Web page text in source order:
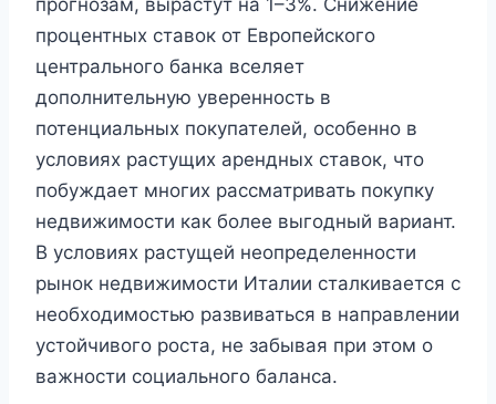
прогнозам, вырастут на 1–3%. Снижение
процентных ставок от Европейского
центрального банка вселяет
дополнительную уверенность в
потенциальных покупателей, особенно в
условиях растущих арендных ставок, что
побуждает многих рассматривать покупку
недвижимости как более выгодный вариант.
В условиях растущей неопределенности
рынок недвижимости Италии сталкивается с
необходимостью развиваться в направлении
устойчивого роста, не забывая при этом о
важности социального баланса.